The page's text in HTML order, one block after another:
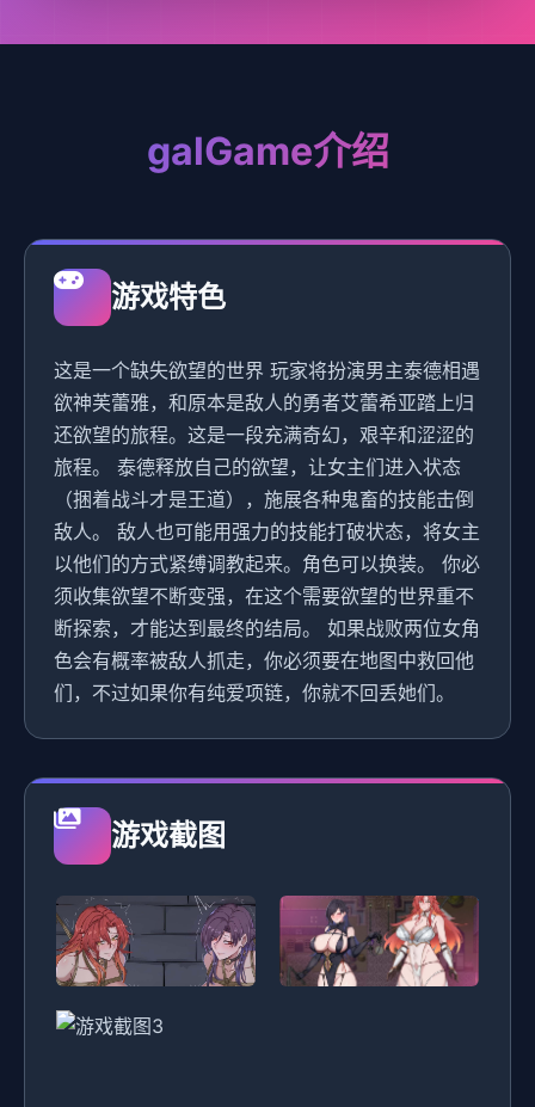
galGame介绍
游戏特色
这是一个缺失欲望的世界 玩家将扮演男主泰德相遇
欲神芙蕾雅，和原本是敌人的勇者艾蕾希亚踏上归
还欲望的旅程。这是一段充满奇幻，艰辛和涩涩的
旅程。 泰德释放自己的欲望，让女主们进入状态
（捆着战斗才是王道），施展各种鬼畜的技能击倒
敌人。 敌人也可能用强力的技能打破状态，将女主
以他们的方式紧缚调教起来。角色可以换装。 你必
须收集欲望不断变强，在这个需要欲望的世界重不
断探索，才能达到最终的结局。 如果战败两位女角
色会有概率被敌人抓走，你必须要在地图中救回他
们，不过如果你有纯爱项链，你就不回丢她们。
游戏截图